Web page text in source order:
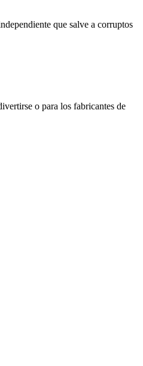
que salve a corruptos
o para los fabricantes de